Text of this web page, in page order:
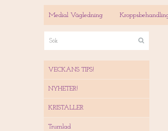
Medial Vägledning
VECKANS TIPS!
NYHETER!
KRISTALLER
Trumlad